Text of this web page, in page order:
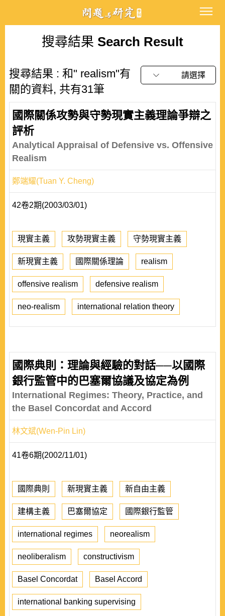
搜尋結果 Search Result
搜尋結果 : 和" realism"有
關的資料, 共有31筆
請選擇
國際關係攻勢與守勢現實主義理論爭辯之
評析
Analytical Appraisal of Defensive vs. Offensive
Realism
鄭端耀(Tuan Y. Cheng)
42卷2期(2003/03/01)
現實主義 攻勢現實主義 守勢現實主義
新現實主義 國際關係理論 realism
offensive realism defensive realism
neo-realism international relation theory
國際典則：理論與經驗的對話──以國際
銀行監管中的巴塞爾協議及協定為例
International Regimes: Theory, Practice, and
the Basel Concordat and Accord
林文斌(Wen-Pin Lin)
41卷6期(2002/11/01)
國際典則 新現實主義 新自由主義
建構主義 巴塞爾協定 國際銀行監管
international regimes neorealism
neoliberalism constructivism
Basel Concordat Basel Accord
international banking supervising